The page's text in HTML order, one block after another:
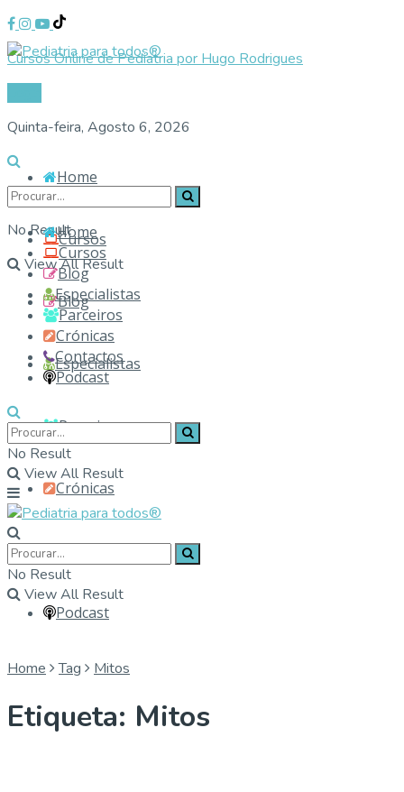
Cursos Online de Pediatria por Hugo Rodrigues
Quinta-feira, Agosto 6, 2026
No Result
View All Result
Home
Cursos
Blog
Especialistas
Parceiros
Crónicas
Contactos
Podcast
Home
Cursos
Blog
Especialistas
Parceiros
Crónicas
Contactos
Podcast
No Result
View All Result
No Result
View All Result
Home Tag Mitos
Etiqueta: Mitos